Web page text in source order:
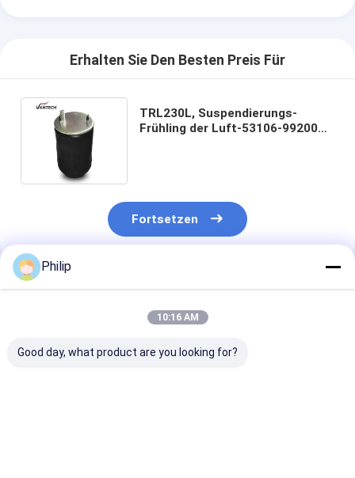
Erhalten Sie Den Besten Preis Für
TRL230L, Suspendierungs-
Frühling der Luft-53106-99200
Fortsetzen
Empfohlene Produkte
Philip
10:16 AM
Good day, what product are you looking for?